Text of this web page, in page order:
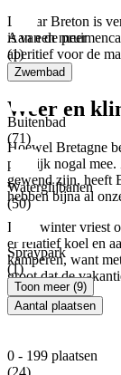
De Far Breton is
is van de
aperitief voor de
Bretagne.
Weer en
Hoewel Bretagne
praktijk nogal mee.
gewend zijn, heeft
hebben bijna al
In de winter vriest
er relatief koel en
kamperen, want
groot dat de
Aan een meer
(1)
Zwembad
Buitenbad
(71)
Waterglijbanen
(50)
Spraypark
(1)
Toon meer (9)
Aantal plaatsen
0 - 199 plaatsen
(24)